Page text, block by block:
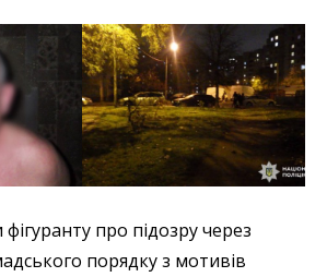
фігуранту про підозру через
порядку з мотивів